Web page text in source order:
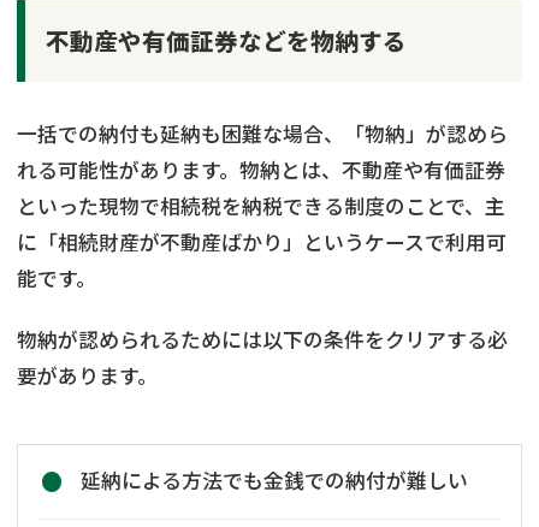
不動産や有価証券などを物納する
一括での納付も延納も困難な場合、「物納」が認めら
れる可能性があります。物納とは、不動産や有価証券
といった現物で相続税を納税できる制度のことで、主
に「相続財産が不動産ばかり」というケースで利用可
能です。
物納が認められるためには以下の条件をクリアする必
要があります。
延納による方法でも金銭での納付が難しい